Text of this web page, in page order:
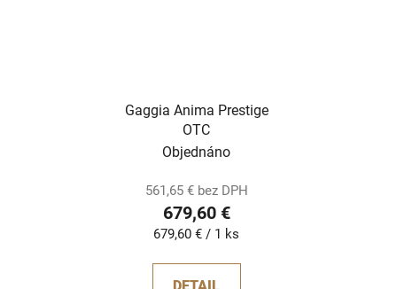
Gaggia Anima Prestige
OTC
Objednáno
561,65 € bez DPH
679,60 €
Jednotková
679,60 € / 1 ks